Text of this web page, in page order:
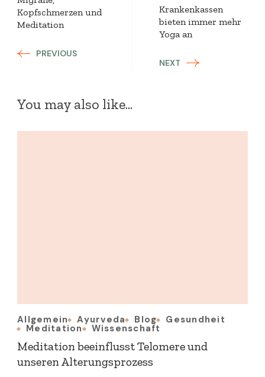
Kopfschmerzen und
Meditation
PREVIOUS
Krankenkassen
bieten immer mehr
Yoga an
NEXT
You may also like...
Allgemein Ayurveda Blog Gesundheit
Meditation Wissenschaft
Meditation beeinflusst Telomere und
unseren Alterungsprozess